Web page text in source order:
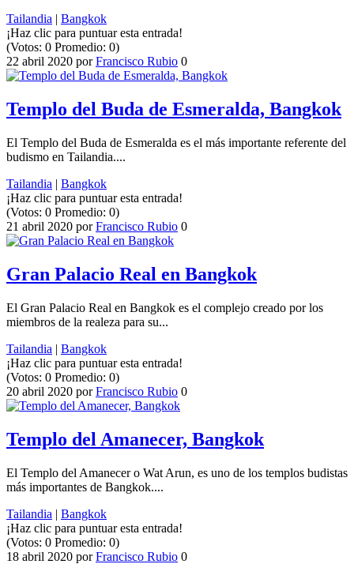
Tailandia | Bangkok
¡Haz clic para puntuar esta entrada!
(Votos: 0 Promedio: 0)
22 abril 2020 porFrancisco Rubio 0
Templo del Buda de Esmeralda, Bangkok
El Templo del Buda de Esmeralda es el más importante referente del
budismo en Tailandia....
Tailandia | Bangkok
¡Haz clic para puntuar esta entrada!
(Votos: 0 Promedio: 0)
21 abril 2020 porFrancisco Rubio 0
Gran Palacio Real en Bangkok
El Gran Palacio Real en Bangkok es el complejo creado por los
miembros de la realeza para su...
Tailandia | Bangkok
¡Haz clic para puntuar esta entrada!
(Votos: 0 Promedio: 0)
20 abril 2020 porFrancisco Rubio 0
Templo del Amanecer, Bangkok
El Templo del Amanecer o Wat Arun, es uno de los templos budistas
más importantes de Bangkok....
Tailandia | Bangkok
¡Haz clic para puntuar esta entrada!
(Votos: 0 Promedio: 0)
18 abril 2020 porFrancisco Rubio 0